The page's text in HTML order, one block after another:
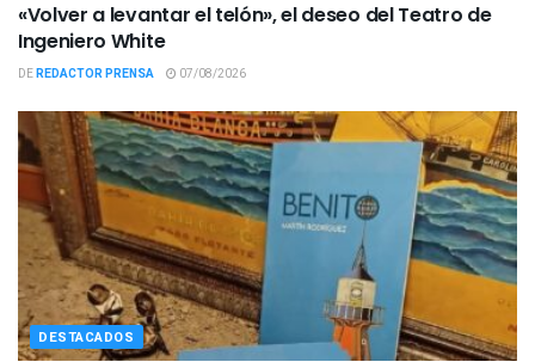
«Volver a levantar el telón», el deseo del Teatro de
Ingeniero White
DEREDACTOR PRENSA 07/08/2026
DESTACADOS